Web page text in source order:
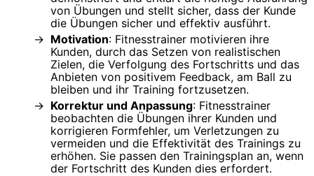
von Übungen und stellt sicher, dass der Kunde
die Übungen sicher und effektiv ausführt.
Motivation: Fitnesstrainer motivieren ihre
Kunden, durch das Setzen von realistischen
Zielen, die Verfolgung des Fortschritts und das
Anbieten von positivem Feedback, am Ball zu
bleiben und ihr Training fortzusetzen.
Korrektur und Anpassung: Fitnesstrainer
beobachten die Übungen ihrer Kunden und
korrigieren Formfehler, um Verletzungen zu
vermeiden und die Effektivität des Trainings zu
erhöhen. Sie passen den Trainingsplan an, wenn
der Fortschritt des Kunden dies erfordert.